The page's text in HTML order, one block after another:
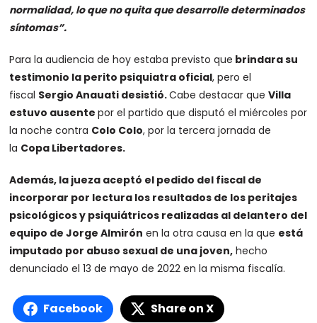
normalidad, lo que no quita que desarrolle determinados
síntomas”.
Para la audiencia de hoy estaba previsto que brindara su
testimonio la perito psiquiatra oficial, pero el
fiscal Sergio Anauati desistió.Cabe destacar queVilla
estuvo ausentepor el partido que disputó el miércoles por
la noche contra Colo Colo, por la tercera jornada de
la Copa Libertadores.
Además, la jueza aceptó el pedido del fiscal de
incorporar por lectura los resultados de los peritajes
psicológicos y psiquiátricos realizadas al delantero del
equipo de Jorge Almirón en la otra causa en la que está
imputado por abuso sexual de una joven, hecho
denunciado el 13 de mayo de 2022 en la misma fiscalía.
Facebook Share on X